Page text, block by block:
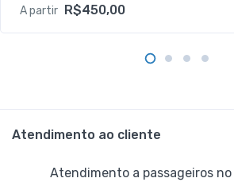
A partir R$450,00
Atendimento ao cliente
Atendimento a passageiros